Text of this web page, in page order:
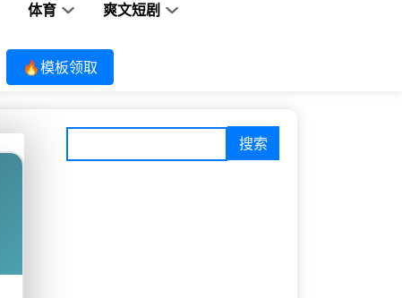
体育 爽文短剧
🔥模板领取